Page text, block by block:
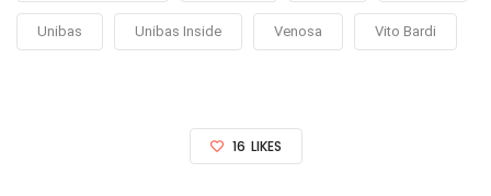
Unibas Unibas Inside Venosa Vito Bardi
16 LIKES